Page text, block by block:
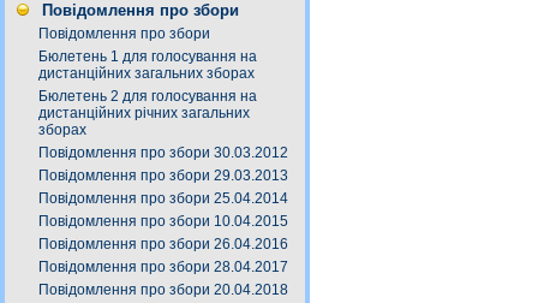
Повідомлення про збори
Повідомлення про збори
Бюлетень 1 для голосування на
дистанційних загальних зборах
Бюлетень 2 для голосування на
дистанційних річних загальних
зборах
Повідомлення про збори 30.03.2012
Повідомлення про збори 29.03.2013
Повідомлення про збори 25.04.2014
Повідомлення про збори 10.04.2015
Повідомлення про збори 26.04.2016
Повідомлення про збори 28.04.2017
Повідомлення про збори 20.04.2018